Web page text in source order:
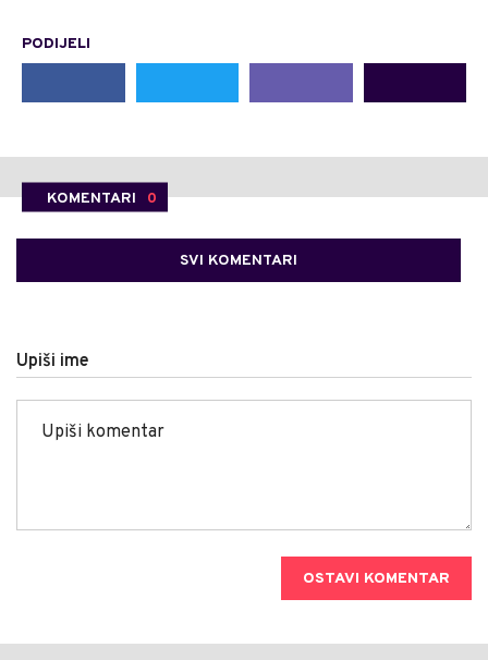
PODIJELI
KOMENTARI 0
SVI KOMENTARI
Upiši ime
OSTAVI KOMENTAR